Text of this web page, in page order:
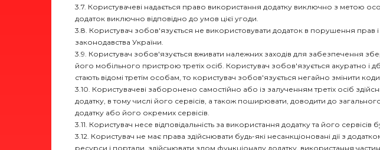
3.7. Користувачеві надається право використання додатку виключно з метою
додаток виключно відповідно до умов цієї угоди.
3.8. Користувач зобов'язується не використовувати додаток в порушення прав і
законодавства України.
3.9. Користувач зобов'язується вживати належних заходів для забезпечення
його мобільного пристрою третіх осіб. Користувач зобов'язується акуратно і
стають відомі третім особам, то користувач зобов'язується негайно змінити
3.10. Користувачеві заборонено самостійно або із залученням третіх осіб
додатку, в тому числі його сервісів, а також поширювати, доводити до
додатку або його окремих сервісів.
3.11. Користувач несе відповідальність за використання додатку та його
3.12. Користувач не має права здійснювати будь-які несанкціоновані дії з
ресурси і портали, здійснювати злом функціоналу додатку, використання